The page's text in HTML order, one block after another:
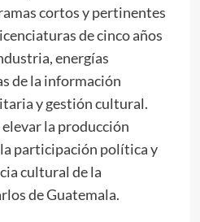
cortos y pertinentes
de cinco años
energías
de la información
y gestión cultural.
elevar la producción
participación política y
cultural de la
de Guatemala.